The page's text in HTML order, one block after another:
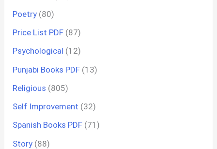
Poetry (80)
Price List PDF (87)
Psychological (12)
Punjabi Books PDF (13)
Religious (805)
Self Improvement (32)
Spanish Books PDF (71)
Story (88)